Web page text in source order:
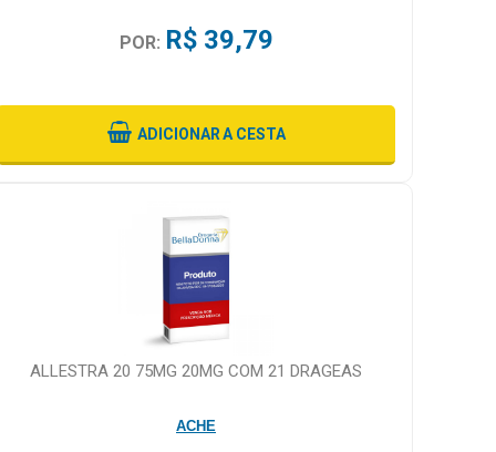
POR: R$ 39,79
ADICIONARA CESTA
ALLESTRA 20 75MG 20MG COM 21 DRAGEAS
ACHE